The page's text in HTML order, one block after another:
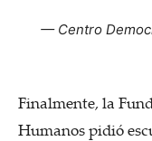
— Centro
Finalmente, la
Humanos pidió